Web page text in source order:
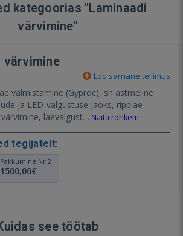
kategoorias "Laminaadi
värvimine"
värvimine
Loo sarnane tellimus
ja LED-valgustuse jaoks, ripplae
krohvimine, ripplae värvimine, laevalgust… Näita rohkem
tegijatelt:
Pakkumine Nr 2
1500,00€
see töötab